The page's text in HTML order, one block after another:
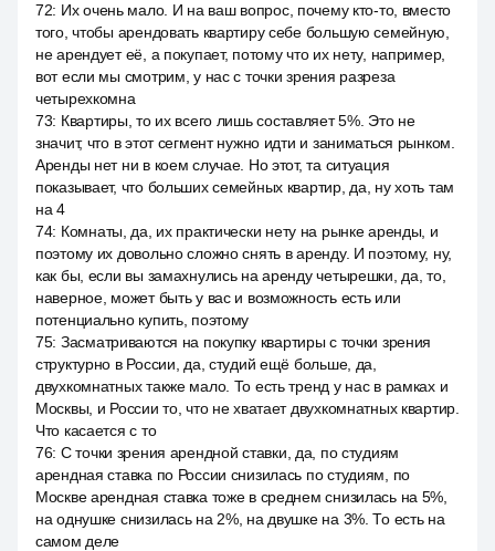
72: Их очень мало. И на ваш вопрос, почему кто-то, вместо
того, чтобы арендовать квартиру себе большую семейную,
не арендует её, а покупает, потому что их нету, например,
вот если мы смотрим, у нас с точки зрения разреза
четырехкомна
73: Квартиры, то их всего лишь составляет 5%. Это не
значит, что в этот сегмент нужно идти и заниматься рынком.
Аренды нет ни в коем случае. Но этот, та ситуация
показывает, что больших семейных квартир, да, ну хоть там
на 4
74: Комнаты, да, их практически нету на рынке аренды, и
поэтому их довольно сложно снять в аренду. И поэтому, ну,
как бы, если вы замахнулись на аренду четырешки, да, то,
наверное, может быть у вас и возможность есть или
потенциально купить, поэтому
75: Засматриваются на покупку квартиры с точки зрения
структурно в России, да, студий ещё больше, да,
двухкомнатных также мало. То есть тренд у нас в рамках и
Москвы, и России то, что не хватает двухкомнатных квартир.
Что касается с то
76: С точки зрения арендной ставки, да, по студиям
арендная ставка по России снизилась по студиям, по
Москве арендная ставка тоже в среднем снизилась на 5%,
на однушке снизилась на 2%, на двушке на 3%. То есть на
самом деле